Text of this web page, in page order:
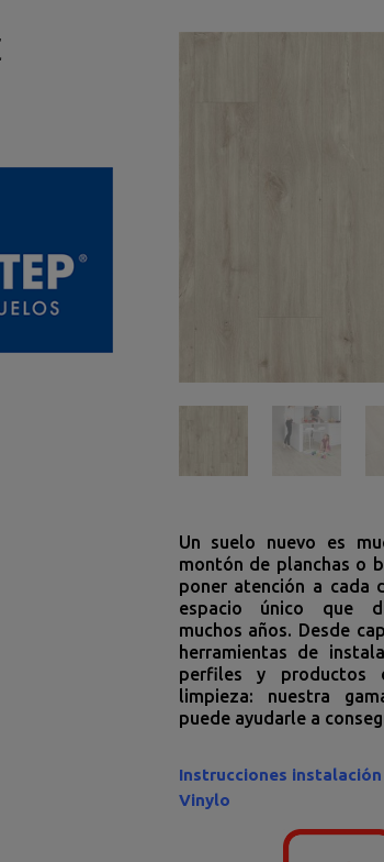
Un suelo nuevo es
montón de planchas o
poner atención a cada
espacio único que
muchos años. Desde
herramientas de
perfiles y productos
limpieza: nuestra
puede ayudarle a
Instrucciones
Vinylo